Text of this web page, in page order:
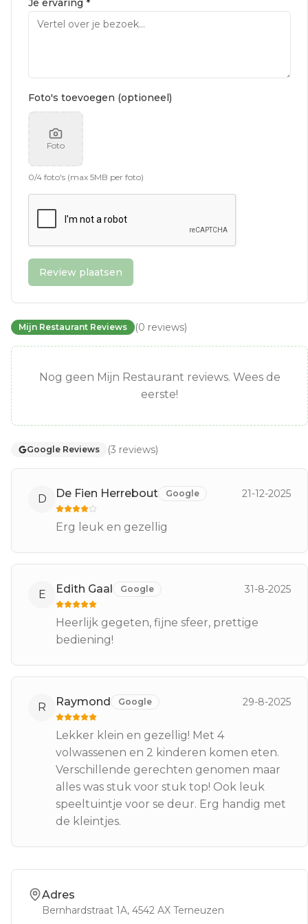
Je ervaring *
Foto's toevoegen (optioneel)
Foto
0/4 foto's (max 5MB per foto)
Review plaatsen
Mijn Restaurant Reviews (0 reviews)
Nog geen Mijn Restaurant reviews. Wees de
eerste!
Google Reviews (3 reviews)
D De Fien Herrebout Google 21-12-2025
Erg leuk en gezellig
E Edith Gaal Google 31-8-2025
Heerlijk gegeten, fijne sfeer, prettige
bediening!
R Raymond Google 29-8-2025
Lekker klein en gezellig! Met 4
volwassenen en 2 kinderen komen eten.
Verschillende gerechten genomen maar
alles was stuk voor stuk top! Ook leuk
speeltuintje voor se deur. Erg handig met
de kleintjes.
Adres
Bernhardstraat 1A, 4542 AX Terneuzen